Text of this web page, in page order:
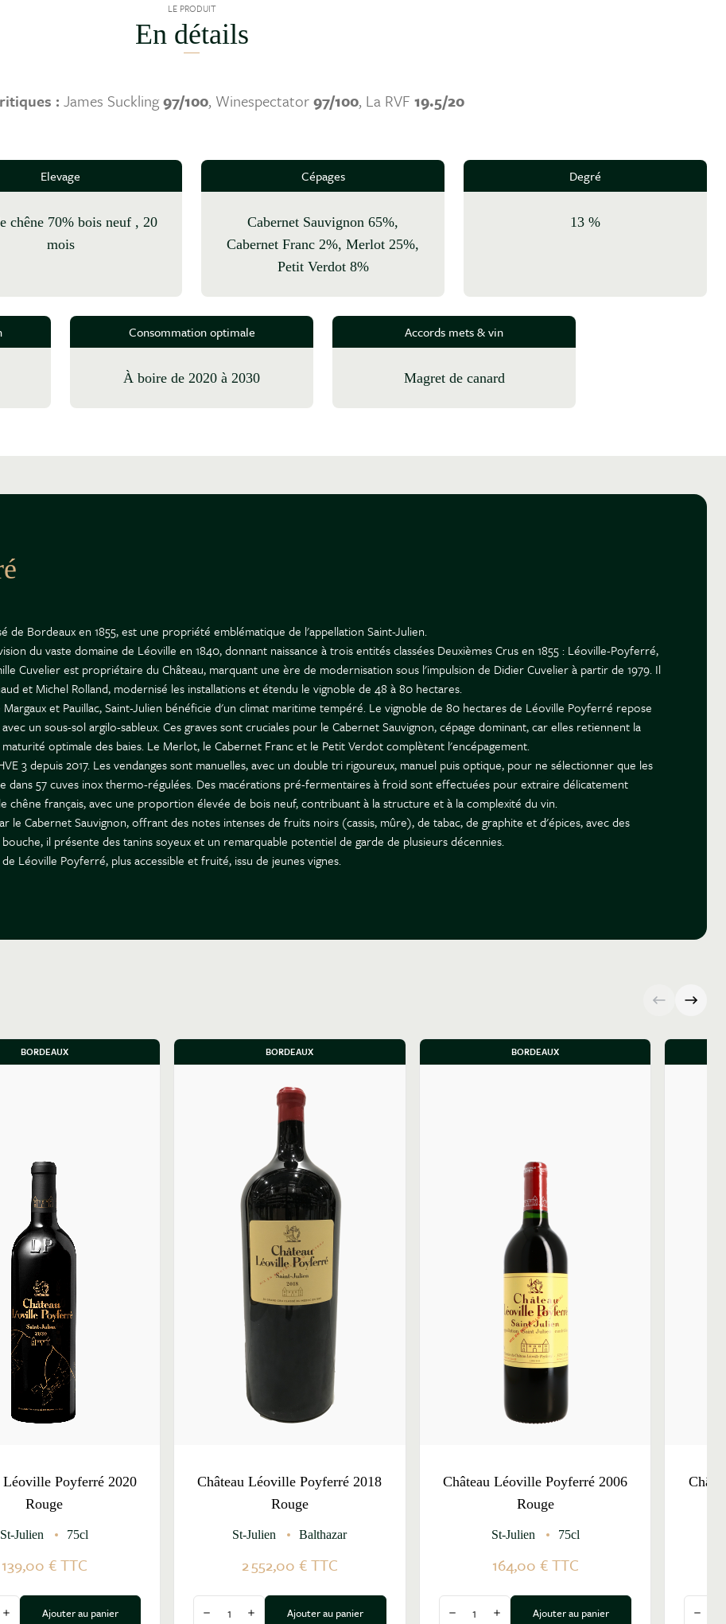
LE PRODUIT
En détails
: James Suckling97/100, Winespectator97/100, La RVF 19.5/20
Elevage
mois
Cépages
Cabernet Sauvignon 65%,
Cabernet Franc 2%, Merlot 25%,
Petit Verdot 8%
Degré
13 %
Consommation optimale
à boire de 2020 à 2030
Accords mets & vin
Magret de canard
de Bordeaux en 1855, est une propriété emblématique de l'appellation Saint-Julien.
du vaste domaine de Léoville en 1840, donnant naissance à trois entités classées Deuxièmes Crus en 1855 : Léoville-Poyferré,
Cuvelier est propriétaire du Château, marquant une ère de modernisation sous l'impulsion de Didier Cuvelier à partir de 1979. Il
et Michel Rolland, modernisé les installations et étendu le vignoble de 48 à 80 hectares.
et Pauillac, Saint-Julien bénéficie d'un climat maritime tempéré. Le vignoble de 80 hectares de Léoville Poyferré repose
un sous-sol argilo-sableux. Ces graves sont cruciales pour le Cabernet Sauvignon, cépage dominant, car elles retiennent la
optimale des baies. Le Merlot, le Cabernet Franc et le Petit Verdot complètent l'encépagement.
3 depuis 2017. Les vendanges sont manuelles, avec un double tri rigoureux, manuel puis optique, pour ne sélectionner que les
dans 57 cuves inox thermo-régulées. Des macérations pré-fermentaires à froid sont effectuées pour extraire délicatement
chêne français, avec une proportion élevée de bois neuf, contribuant à la structure et à la complexité du vin.
le Cabernet Sauvignon, offrant des notes intenses de fruits noirs (cassis, mûre), de tabac, de graphite et d'épices, avec des
il présente des tanins soyeux et un remarquable potentiel de garde de plusieurs décennies.
Léoville Poyferré, plus accessible et fruité, issu de jeunes vignes.
BORDEAUX
Léoville Poyferré 2020
Rouge
St-Julien 75cl
139,00 €TTC
Ajouter au panier
BORDEAUX
Château Léoville Poyferré 2018
Rouge
St-Julien Balthazar
2 552,00 €TTC
Ajouter au panier
BORDEAUX
Château Léoville Poyferré 2006
Rouge
St-Julien 75cl
164,00 € TTC
Ajouter au panier